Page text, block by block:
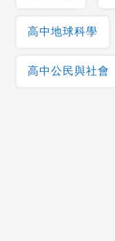
高中地球科學
高中公民與社會